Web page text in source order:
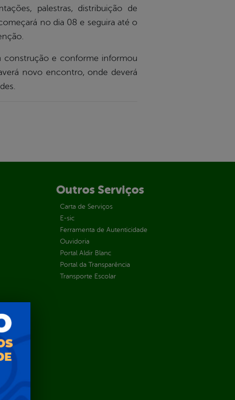
palestras, distribuição de
no dia 08 e seguira até o
construção e conforme informou
novo encontro, onde deverá
Outros Serviços
Carta de Serviços
E-sic
Ferramenta de Autenticidade
Ouvidoria
Portal Aldir Blanc
Portal da Transparência
Transporte Escolar